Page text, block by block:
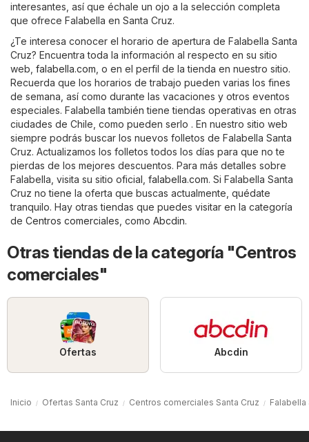
interesantes, así que échale un ojo a la selección completa
que ofrece Falabella en Santa Cruz.
¿Te interesa conocer el horario de apertura de Falabella Santa
Cruz? Encuentra toda la información al respecto en su sitio
web, falabella.com , o en el perfil de la tienda en nuestro sitio.
Recuerda que los horarios de trabajo pueden varias los fines
de semana, así como durante las vacaciones y otros eventos
especiales. Falabella también tiene tiendas operativas en otras
ciudades de Chile, como pueden serlo . En nuestro sitio web
siempre podrás buscar los nuevos folletos de Falabella Santa
Cruz. Actualizamos los folletos todos los días para que no te
pierdas de los mejores descuentos. Para más detalles sobre
Falabella, visita su sitio oficial, falabella.com. Si Falabella Santa
Cruz no tiene la oferta que buscas actualmente, quédate
tranquilo. Hay otras tiendas que puedes visitar en la categoría
de Centros comerciales , como Abcdin.
Otras tiendas de la categoría "Centros
comerciales"
Ofertas Abcdin
Inicio Ofertas Santa Cruz Centros comerciales Santa Cruz Falabella